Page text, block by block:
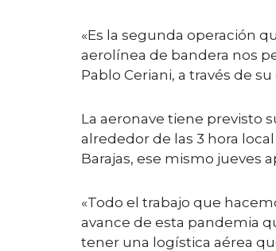
«Es la segunda operación
aerolínea de bandera nos
Pablo Ceriani, a través de
La aeronave tiene previsto
alrededor de las 3 hora
Barajas, ese mismo jueves
«Todo el trabajo que
avance de esta pandemia
tener una logística aérea